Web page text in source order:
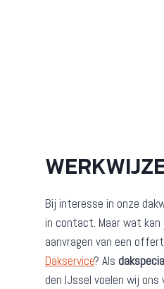
Bij interesse in onze
in contact. Maar wat
aanvragen van een
Dakservice? Als
den IJssel voelen wij